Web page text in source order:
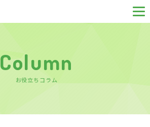
Column
お役立ちコラム